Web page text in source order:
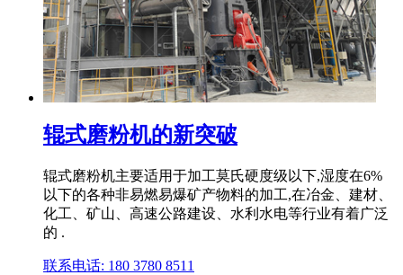
辊式磨粉机的新突破
辊式磨粉机主要适用于加工莫氏硬度级以下,湿度在6%
以下的各种非易燃易爆矿产物料的加工,在冶金、建材、
化工、矿山、高速公路建设、水利水电等行业有着广泛
的 .
联系电话: 180 3780 8511